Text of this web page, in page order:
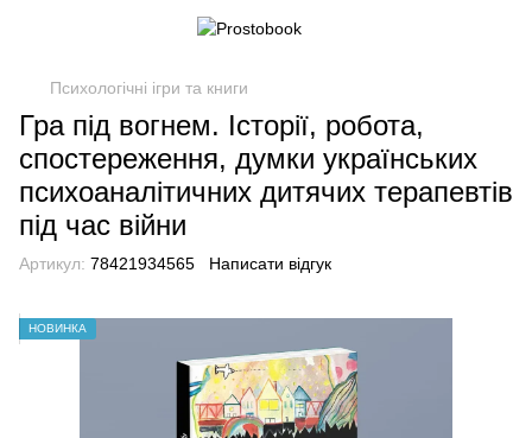
Психологічні ігри та книги
Гра під вогнем. Історії, робота,
спостереження, думки українських
психоаналітичних дитячих терапевтів
під час війни
Артикул: 78421934565 Написати відгук
НОВИНКА